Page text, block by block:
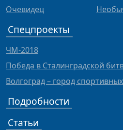
Очевидец
Спецпроекты
ЧМ-2018
Победа в Сталинградской
Волгоград – город
Подробности
Статьи